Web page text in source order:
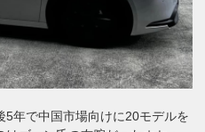
5年で中国市場向けに20モデルを